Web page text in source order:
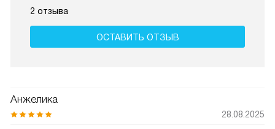
2 отзыва
ОСТАВИТЬ ОТЗЫВ
Анжелика
28.08.2025